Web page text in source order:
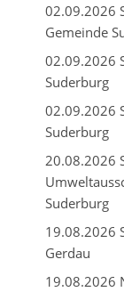
02.09.2026
Gemeinde
02.09.2026
Suderburg
02.09.2026
Suderburg
20.08.2026
Suderburg
19.08.2026
Gerdau
19.08.2026